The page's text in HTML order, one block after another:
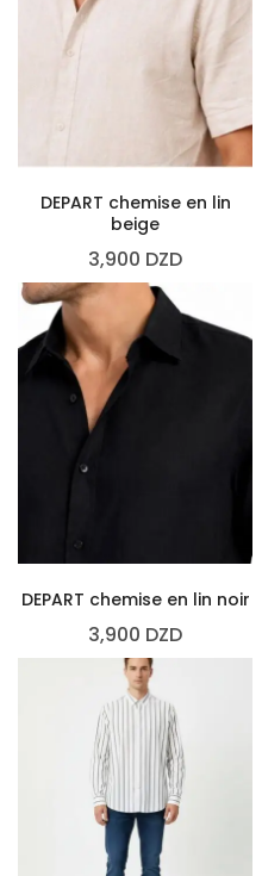
DEPART chemise en lin
beige
3,900 DZD
DEPART chemise en lin noir
3,900 DZD